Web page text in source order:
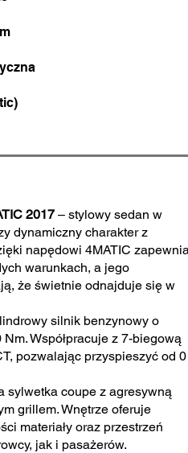
2017 – stylowy sedan w
dynamiczny charakter z
napędowi 4MATIC
warunkach, a jego
że świetnie odnajduje się w
silnik benzynowy o
Współpracuje z 7-biegową
pozwalając przyspieszyć od 0
sylwetka coupe z agresywną
grillem. Wnętrze oferuje
materiały oraz przestrzeń
jak i pasażerów.